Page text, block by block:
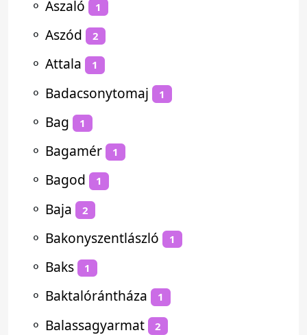
⚬ Aszaló 1
⚬ Aszód 2
⚬ Attala 1
⚬ Badacsonytomaj 1
⚬ Bag 1
⚬ Bagamér 1
⚬ Bagod 1
⚬ Baja 2
⚬ Bakonyszentlászló 1
⚬ Baks 1
⚬ Baktalórántháza 1
⚬ Balassagyarmat 2